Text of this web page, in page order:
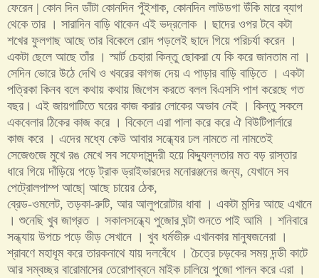
ফেরেন | কোন দিন ডাঁটা কোনদিন পুঁইশাক, কোনদিন লাউডগা উঁকি মারে ব্যাগ
থেকে তার । সারাদিন বাড়ি থাকেন এই ভদ্রলোক । ছাদের ওপর টবে কটা
শখের ফুলগাছ আছে তার বিকেলে রোদ পড়লেই ছাদে গিয়ে পরিচর্যা করেন ।
একটা ছেলে আছে তাঁর । স্মার্ট চেহারা কিন্তু ছোকরা যে কি করে জানতাম না ।
সেদিন ভোরে উঠে দেখি ও খবরের কাগজ দেয় এ পাড়ার বাড়ি বাড়িতে । একটা
পত্রিকা কিনব বলে কথায় কথায় জিগেস করতে বলল বিএসসি পাশ করেছে গত
বছর। এই জায়গাটিতে ঘরের কাজ করার লোকের অভাব নেই । কিন্তু সকলে
একবেলার ঠিকের কাজ করে । বিকেলে এরা পালা করে করে ঐ বিউটিপার্লারে
কাজ করে । এদের মধ্যে কেউ আবার সন্ধ্যের ঢল নামতে না নামতেই
সেজেগুজে মুখে রঙ মেখে সব সফেদাসুন্দরী হয়ে বিদ্দ্যুল্লতার মত বড় রাস্তার
ধারে গিয়ে দাঁড়িয়ে পড়ে ট্রাক ড্রাইভারদের মনোরঞ্জনের জন্য, যেখানে সব
পেট্রোলপাম্প আছে| আছে চায়ের ঠেক,
ব্রেড-ওমলেট,তড়কা-রুটি, আর আলুপরোটার ধাবা । একটা মন্দির আছে এখানে
। শুনেছি খুব জাগ্রত । সকালসন্ধ্যে পুজোর ঘন্টা শুনতে পাই আমি । শনিবারে
সন্ধ্যায় উপচে পড়ে ভীড় সেখানে । খুব ধর্মভীরু এখানকার মানুষজনেরা ।
শ্রাবণে মহাধূম করে তারকনাথে যায় দলবেঁধে । চৈত্রে চড়কের সময় দন্ডী কাটে
আর সম্বচ্ছর বারোমাসের তেরোপাব্বনে মাইক চালিয়ে পুজো পালন করে এরা ।